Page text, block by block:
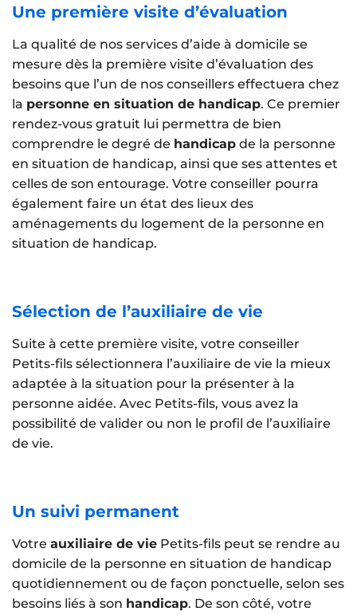
Une première visite d’évaluation
La qualité de nos services d’aide à domicile se
mesure dès la première visite d’évaluation des
besoins que l’un de nos conseillers effectuera chez
la personne en situation de handicap. Ce premier
rendez-vous gratuit lui permettra de bien
comprendre le degré de handicap de la personne
en situation de handicap, ainsi que ses attentes et
celles de son entourage. Votre conseiller pourra
également faire un état des lieux des
aménagements du logement de la personne en
situation de handicap.
Sélection de l’auxiliaire de vie
Suite à cette première visite, votre conseiller
Petits-fils sélectionnera l’auxiliaire de vie la mieux
adaptée à la situation pour la présenter à la
personne aidée. Avec Petits-fils, vous avez la
possibilité de valider ou non le profil de l’auxiliaire
de vie.
Un suivi permanent
Votre auxiliaire de vie Petits-fils peut se rendre au
domicile de la personne en situation de handicap
quotidiennement ou de façon ponctuelle, selon ses
besoins liés à son handicap. De son côté, votre